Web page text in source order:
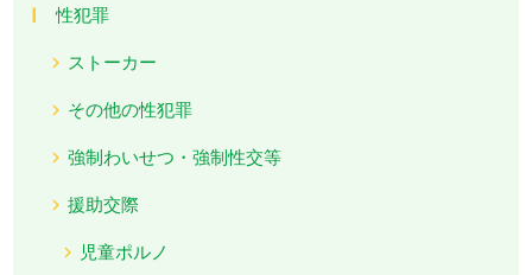
性犯罪
ストーカー
その他の性犯罪
強制わいせつ・強制性交等
援助交際
児童ポルノ